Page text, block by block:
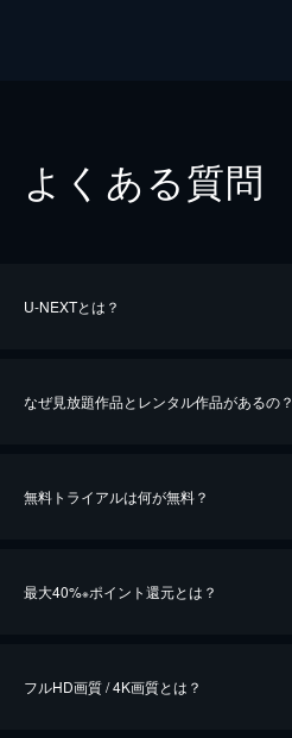
よくある質問
U-NEXTとは？
なぜ見放題作品とレンタル作品があるの？
無料トライアルは何が無料？
最大40%※ポイント還元とは？
フルHD画質 / 4K画質とは？